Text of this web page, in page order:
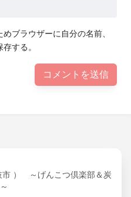
ブラウザーに自分の名前、
する。
市 ） ～げんこつ倶楽部＆炭